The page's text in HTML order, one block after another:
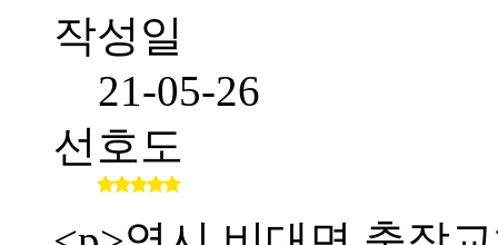
작성일
21-05-26
선호도